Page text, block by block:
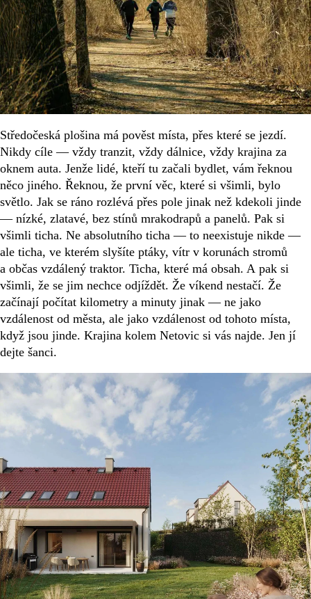
Středočeská plošina má pověst místa, přes které se jezdí.
Nikdy cíle — vždy tranzit, vždy dálnice, vždy krajina za
oknem auta. Jenže lidé, kteří tu začali bydlet, vám řeknou
něco jiného. Řeknou, že první věc, které si všimli, bylo
světlo. Jak se ráno rozlévá přes pole jinak než kdekoli jinde
— nízké, zlatavé, bez stínů mrakodrapů a panelů. Pak si
všimli ticha. Ne absolutního ticha — to neexistuje nikde —
ale ticha, ve kterém slyšíte ptáky, vítr v korunách stromů
a občas vzdálený traktor. Ticha, které má obsah. A pak si
všimli, že se jim nechce odjíždět. Že víkend nestačí. Že
začínají počítat kilometry a minuty jinak — ne jako
vzdálenost od města, ale jako vzdálenost od tohoto místa,
když jsou jinde. Krajina kolem Netovic si vás najde. Jen jí
dejte šanci.